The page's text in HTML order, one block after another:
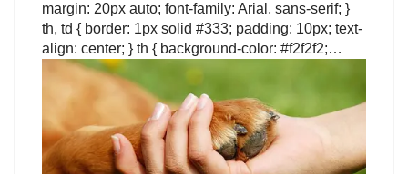
margin: 20px auto; font-family: Arial, sans-serif; }
th, td { border: 1px solid #333; padding: 10px; text-
align: center; } th { background-color: #f2f2f2;…